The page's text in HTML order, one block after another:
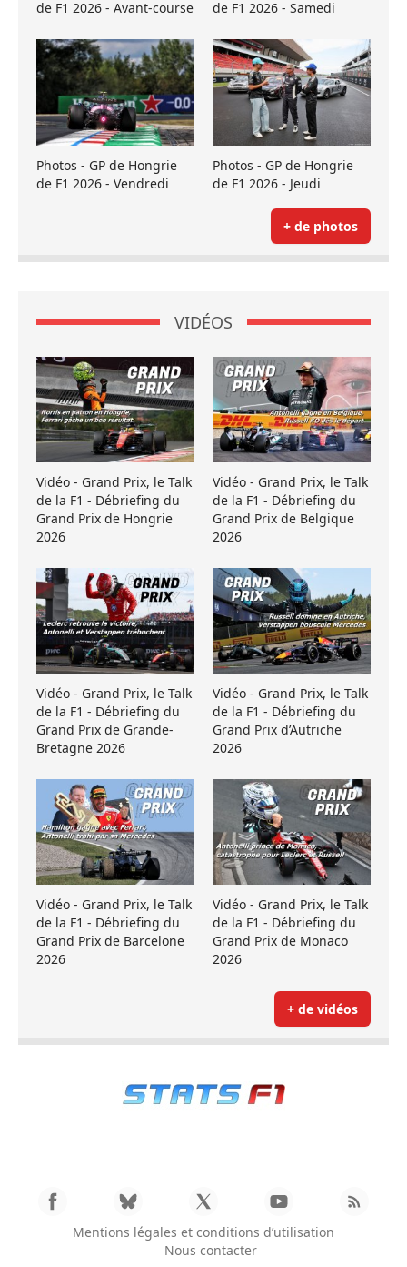
de F1 2026 - Avant-course
de F1 2026 - Samedi
Photos - GP de Hongrie
de F1 2026 - Vendredi
Photos - GP de Hongrie
de F1 2026 - Jeudi
+ de photos
VIDÉOS
Vidéo - Grand Prix, le Talk
de la F1 - Débriefing du
Grand Prix de Hongrie
2026
Vidéo - Grand Prix, le Talk
de la F1 - Débriefing du
Grand Prix de Belgique
2026
Vidéo - Grand Prix, le Talk
de la F1 - Débriefing du
Grand Prix de Grande-
Bretagne 2026
Vidéo - Grand Prix, le Talk
de la F1 - Débriefing du
Grand Prix d’Autriche
2026
Vidéo - Grand Prix, le Talk
de la F1 - Débriefing du
Grand Prix de Barcelone
2026
Vidéo - Grand Prix, le Talk
de la F1 - Débriefing du
Grand Prix de Monaco
2026
+ de vidéos
Mentions légales et conditions d’utilisation
Nous contacter